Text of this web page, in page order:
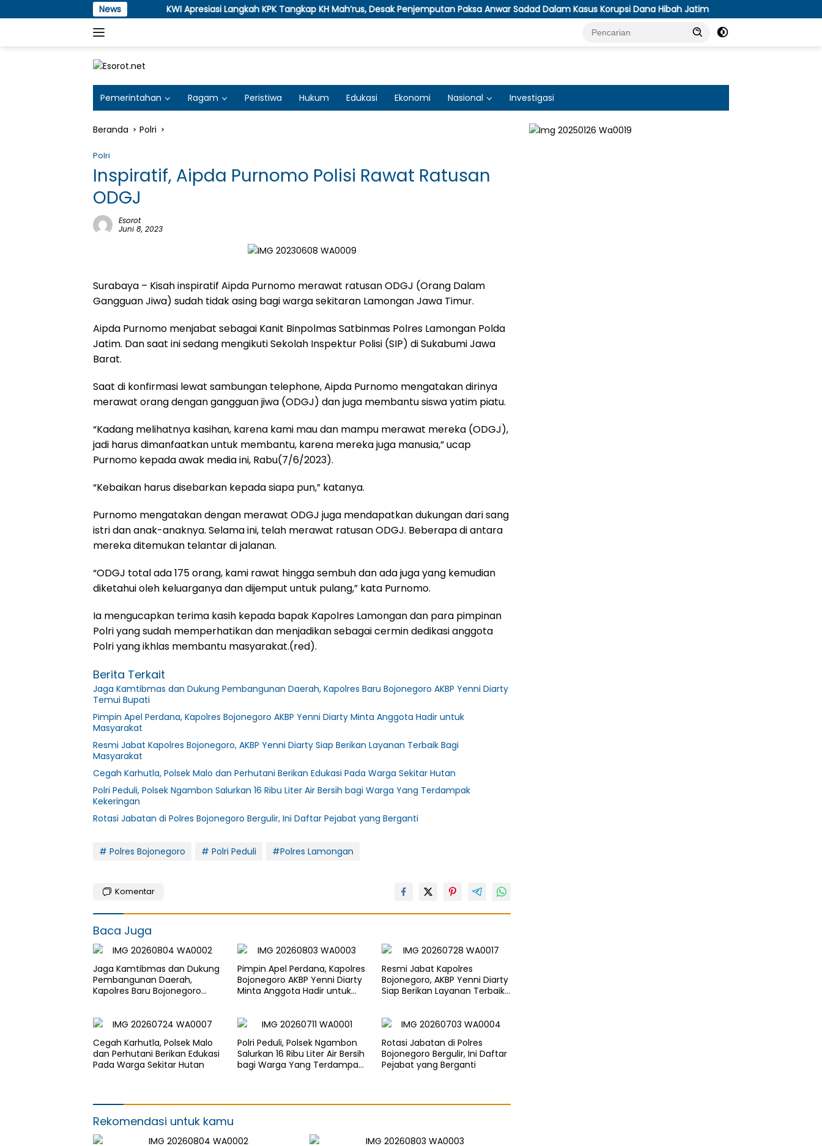
ke
News
KWI Apresiasi Langkah KPK Tangkap KH Mah’rus, Desak Penjemputan Paksa Anwar Sadad Dalam Kasus Korupsi Dana Hibah Jatim Antisipasi Kekeringan, Persit
Pemerintahan Ragam Peristiwa Hukum Edukasi Ekonomi Nasional Investigasi
Beranda Polri
Polri
Inspiratif, Aipda Purnomo Polisi Rawat Ratusan
ODGJ
Esorot
Juni 8, 2023
Surabaya – Kisah inspiratif Aipda Purnomo merawat ratusan ODGJ (Orang Dalam
Gangguan Jiwa) sudah tidak asing bagi warga sekitaran Lamongan Jawa Timur.
Aipda Purnomo menjabat sebagai Kanit Binpolmas Satbinmas Polres Lamongan Polda
Jatim. Dan saat ini sedang mengikuti Sekolah Inspektur Polisi (SIP) di Sukabumi Jawa
Barat.
Saat di konfirmasi lewat sambungan telephone, Aipda Purnomo mengatakan dirinya
merawat orang dengan gangguan jiwa (ODGJ) dan juga membantu siswa yatim piatu.
“Kadang melihatnya kasihan, karena kami mau dan mampu merawat mereka (ODGJ),
jadi harus dimanfaatkan untuk membantu, karena mereka juga manusia,” ucap
Purnomo kepada awak media ini, Rabu(7/6/2023).
“Kebaikan harus disebarkan kepada siapa pun,” katanya.
Purnomo mengatakan dengan merawat ODGJ juga mendapatkan dukungan dari sang
istri dan anak-anaknya. Selama ini, telah merawat ratusan ODGJ. Beberapa di antara
mereka ditemukan telantar di jalanan.
“ODGJ total ada 175 orang, kami rawat hingga sembuh dan ada juga yang kemudian
diketahui oleh keluarganya dan dijemput untuk pulang,” kata Purnomo.
Ia mengucapkan terima kasih kepada bapak Kapolres Lamongan dan para pimpinan
Polri yang sudah memperhatikan dan menjadikan sebagai cermin dedikasi anggota
Polri yang ikhlas membantu masyarakat.(red).
Berita Terkait
Jaga Kamtibmas dan Dukung Pembangunan Daerah, Kapolres Baru Bojonegoro AKBP Yenni Diarty
Temui Bupati
Pimpin Apel Perdana, Kapolres Bojonegoro AKBP Yenni Diarty Minta Anggota Hadir untuk
Masyarakat
Resmi Jabat Kapolres Bojonegoro, AKBP Yenni Diarty Siap Berikan Layanan Terbaik Bagi
Masyarakat
Cegah Karhutla, Polsek Malo dan Perhutani Berikan Edukasi Pada Warga Sekitar Hutan
Polri Peduli, Polsek Ngambon Salurkan 16 Ribu Liter Air Bersih bagi Warga Yang Terdampak
Kekeringan
Rotasi Jabatan di Polres Bojonegoro Bergulir, Ini Daftar Pejabat yang Berganti
# Polres Bojonegoro # Polri Peduli #Polres Lamongan
Komentar
Baca Juga
Jaga Kamtibmas dan Dukung
Pembangunan Daerah,
Kapolres Baru Bojonegoro
Pimpin Apel Perdana, Kapolres
Bojonegoro AKBP Yenni Diarty
Minta Anggota Hadir untuk
Resmi Jabat Kapolres
Bojonegoro, AKBP Yenni Diarty
Siap Berikan Layanan Terbaik
Cegah Karhutla, Polsek Malo
dan Perhutani Berikan Edukasi
Pada Warga Sekitar Hutan
Polri Peduli, Polsek Ngambon
Salurkan 16 Ribu Liter Air Bersih
bagi Warga Yang Terdampak
Rotasi Jabatan di Polres
Bojonegoro Bergulir, Ini Daftar
Pejabat yang Berganti
Rekomendasi untuk kamu